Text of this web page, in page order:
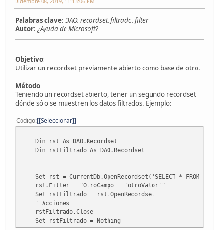
Palabras clave: DAO, recordset, filtrado, filter
Autor: ¿Ayuda de Microsoft?
Objetivo:
Utilizar un recordset previamente abierto como base de otro.
Método
Teniendo un recordset abierto, tener un segundo recordset
dónde sólo se muestren los datos filtrados. Ejemplo:
Código [Seleccionar]
Dim rst As DAO.Recordset
Dim rstFiltrado As DAO.Recordset
Set rst = CurrentDb.OpenRecordset("SELECT * FROM
rst.Filter = "OtroCampo = 'otroValor'"
Set rstFiltrado = rst.OpenRecordset
' Acciones
rstFiltrado.Close
Set rstFiltrado = Nothing